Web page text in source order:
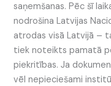
saņemšanas. Pēc šī
nodrošina Latvijas
atrodas visā Latvijā –
tiek noteikts pamatā
piekritības. Ja
vēl nepieciešami